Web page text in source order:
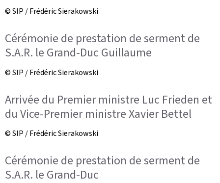
© SIP / Frédéric Sierakowski
Cérémonie de prestation de serment de
S.A.R. le Grand-Duc Guillaume
© SIP / Frédéric Sierakowski
Arrivée du Premier ministre Luc Frieden et
du Vice-Premier ministre Xavier Bettel
© SIP / Frédéric Sierakowski
Cérémonie de prestation de serment de
S.A.R. le Grand-Duc